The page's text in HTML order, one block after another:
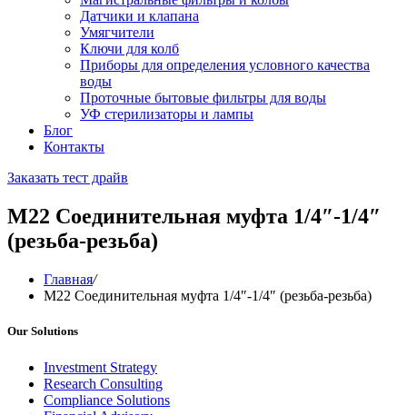
Датчики и клапана
Умягчители
Ключи для колб
Приборы для определения условного качества
воды
Проточные бытовые фильтры для воды
УФ стерилизаторы и лампы
Блог
Контакты
Заказать тест драйв
М22 Соединительная муфта 1/4″-1/4″
(резьба-резьба)
Главная/
М22 Соединительная муфта 1/4″-1/4″ (резьба-резьба)
Our Solutions
Investment Strategy
Research Consulting
Compliance Solutions